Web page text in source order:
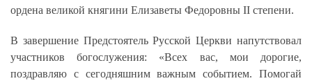
ордена великой княгини Елизаветы Федоровны II степени.
В завершение Предстоятель Русской Церкви напутствовал
участников богослужения: «Всех вас, мои дорогие,
поздравляю с сегодняшним важным событием. Помогай